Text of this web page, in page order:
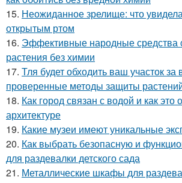
15. Неожиданное зрелище: что
открытым ртом
16. Эффективные народные средства
растения без химии
17. Тля будет обходить ваш участок за
проверенные методы защиты
18. Как город связан с водой и как это
архитектуре
19. Какие музеи имеют уникальные
20. Как выбрать безопасную и
для раздевалки детского сада
21. Металлические шкафы для